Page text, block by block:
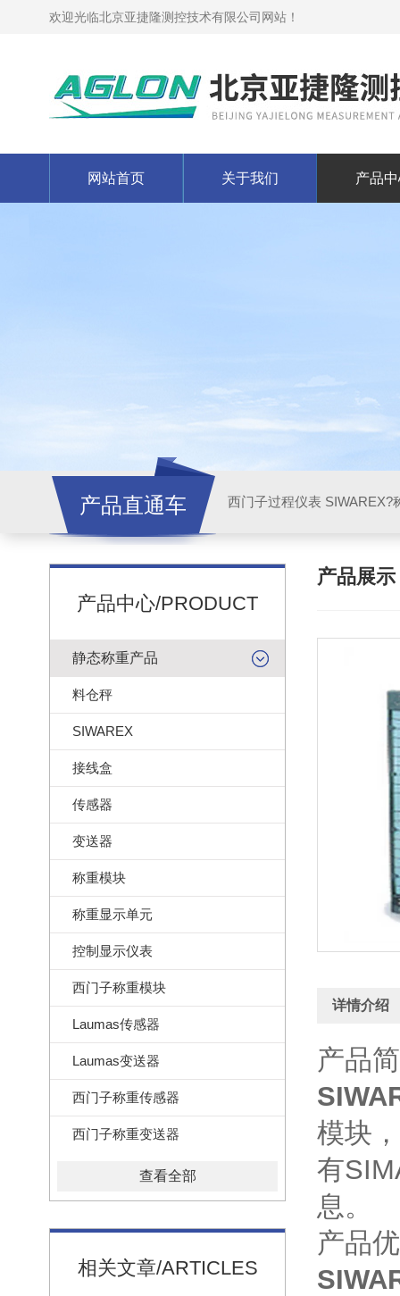
欢迎光临北京亚捷隆测控技术有限公司网站！
网站首页 关于我们 产品
产品直通车 西门子过程仪表 SIWAREX?
产品中心/PRODUCT
静态称重产品
料仓秤
SIWAREX
接线盒
传感器
变送器
称重模块
称重显示单元
控制显示仪表
西门子称重模块
Laumas传感器
Laumas变送器
西门子称重传感器
西门子称重变送器
查看全部
相关文章/ARTICLES
产品展示
详情介绍
产品
模块
有
息。
产品